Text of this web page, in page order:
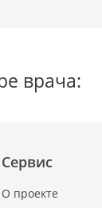
врача:
Сервис
О проекте